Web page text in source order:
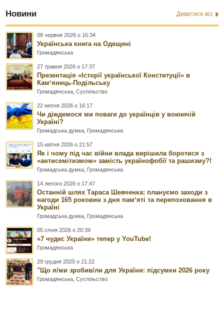
Новини Дивитися всі
08 червня 2026 о 16:34
Українська книга на Одещині
Громадянська
27 травня 2026 о 17:37
Презентація «Історії української Конституції» в
Камʼянець-Подільську
Громадянська ,Суспільство
22 квітня 2026 о 16:17
Чи діждемося ми поваги до українців у воюючій
Україні?
Громадська думка Громадянська
15 квітня 2026 о 21:57
Як і чому під час війни влада вирішила боротися з
«антисемітизмом» замість українофобії та рашизму?!
Громадська думка Громадянська
14 лютого 2026 о 17:47
Останній шлях Тараса Шевченка: плануємо заходи з
нагоди 165 роковин з дня памʼяті та перепоховання в
Україні
Громадська думка Громадянська
05 січня 2026 о 20:39
«7 чудес України» тепер у YouTube!
Громадянська
29 грудня 2025 о 21:22
"Що я/ми зробив/ли для України: підсумки 2026 року
Громадянська ,Суспільство